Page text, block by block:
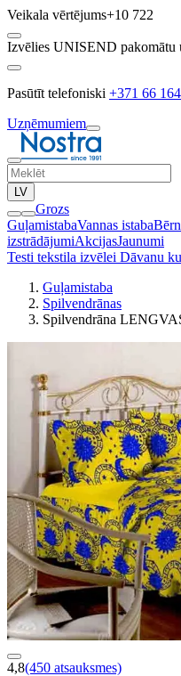
Veikala vērtējums+10 722
Izvēlies UNISEND pakomātu
Pasūtīt telefoniski +371 66
Uzņēmumiem
LV
Grozs
GuļamistabaVannas istaba
izstrādājumiAkcijasJaunumi
Testi tekstila izvēlei Dāvanu
Guļamistaba
Spilvendrānas
Spilvendrāna
4,8(450 atsauksmes)